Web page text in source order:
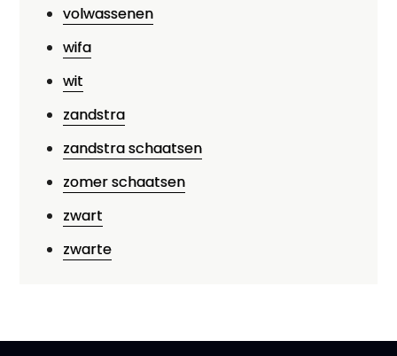
volwassenen
wifa
wit
zandstra
zandstra schaatsen
zomer schaatsen
zwart
zwarte